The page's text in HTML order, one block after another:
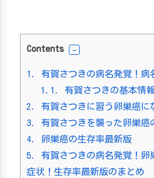
Contents
1.
有賀さつきの病名発覚！病
1.1.
有賀さつきの基本情
2.
有賀さつきに習う卵巣癌に
3.
有賀さつきを襲った卵巣癌
4.
卵巣癌の生存率最新版
5.
有賀さつきの病名発覚！卵
症状！生存率最新版のまとめ